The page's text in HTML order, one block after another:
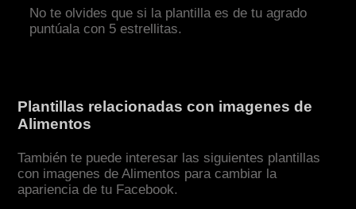
No te olvides que si la plantilla es de tu agrado
puntúala con 5 estrellitas.
Plantillas relacionadas con imagenes de
Alimentos
También te puede interesar las siguientes plantillas
con imagenes de Alimentos para cambiar la
apariencia de tu Facebook.